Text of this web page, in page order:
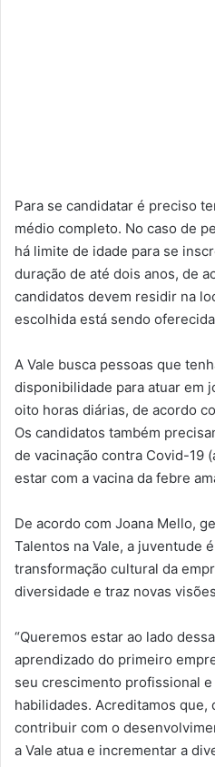
Para se candidatar é preciso
médio completo. No caso de
há limite de idade para se
duração de até dois anos, de
candidatos devem residir na
escolhida está sendo
A Vale busca pessoas que
disponibilidade para atuar em
oito horas diárias, de acordo
Os candidatos também
de vacinação contra Covid-19
estar com a vacina da febre
De acordo com Joana Mello,
Talentos na Vale, a juventude
transformação cultural da
diversidade e traz novas
“Queremos estar ao lado
aprendizado do primeiro
seu crescimento profissional
habilidades. Acreditamos que,
contribuir com o
a Vale atua e incrementar a